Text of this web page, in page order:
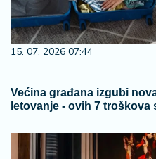
15. 07. 2026 07:44
Većina građana izgubi
letovanje - ovih 7